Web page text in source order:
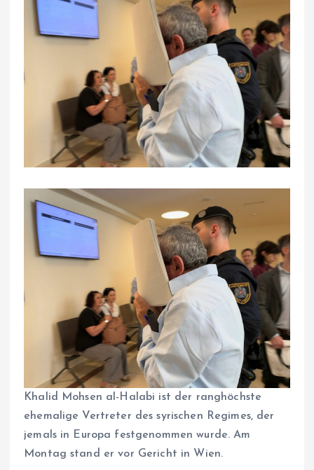
Khalid Mohsen al-Halabi ist der ranghöchste
ehemalige Vertreter des syrischen Regimes, der
jemals in Europa festgenommen wurde. Am
Montag stand er vor Gericht in Wien.